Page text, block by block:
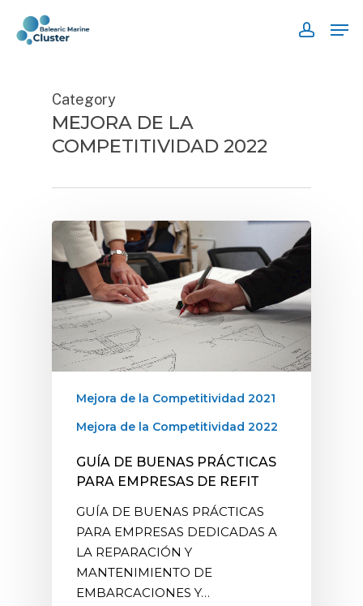
main
Category
MEJORA DE LA
COMPETITIVIDAD 2022
Mejora de la Competitividad 2021
Mejora de la Competitividad 2022
GUÍA DE BUENAS PRÁCTICAS
PARA EMPRESAS DE REFIT
GUÍA DE BUENAS PRÁCTICAS
PARA EMPRESAS DEDICADAS A
LA REPARACIÓN Y
MANTENIMIENTO DE
EMBARCACIONES Y…